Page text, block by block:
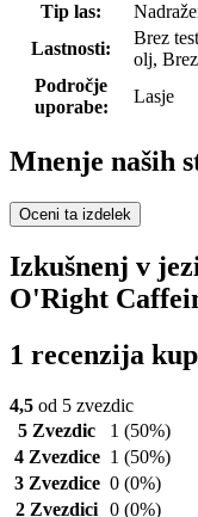
Tip las:
Lastnosti:
Brez
olj,
Področje
uporabe:
Lasje
Mnenje naših
Oceni ta izdelek
Izkušnenj v
O'Right
1 recenzija
4,5 od 5 zvezdic
5 Zvezdic
1 (50%)
4 Zvezdice 1 (50%)
3 Zvezdice 0 (0%)
2 Zvezdici 0 (0%)